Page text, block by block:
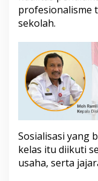
h
l
a
r
i
a
s
a
profesionalisme
sekolah.
Sosialisasi yang
kelas itu diikuti
usaha, serta